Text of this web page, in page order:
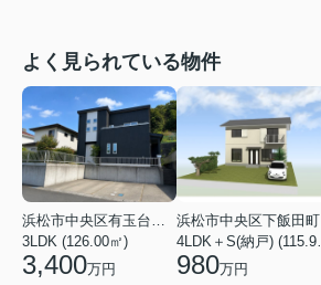
よく見られている物件
3LDK (126.00㎡)
3,400万円
浜松市中央区下飯田町
980万円